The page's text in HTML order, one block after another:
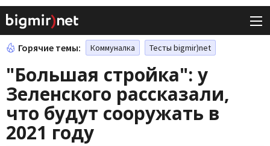
Горячие темы: Коммуналка Тесты bigmir)net
"Большая стройка": у
Зеленского рассказали,
что будут сооружать в
2021 году